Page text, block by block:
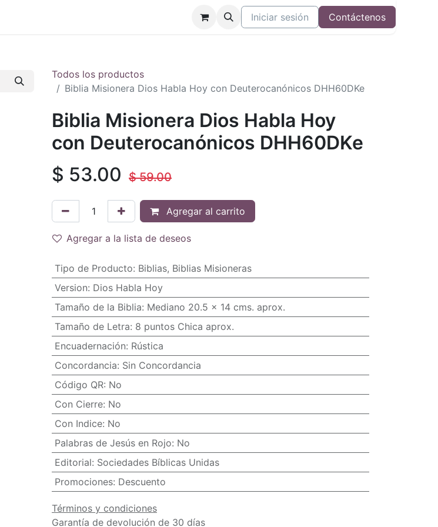
Iniciar sesión Contáctenos
Todos los productos
Biblia Misionera Dios Habla Hoy con Deuterocanónicos DHH60DKe
Biblia Misionera Dios Habla Hoy
con Deuterocanónicos DHH60DKe
$ 53.00 $59.00
Agregar al carrito
Agregar a la lista de deseos
Tipo de Producto: Biblias, Biblias Misioneras
Version: Dios Habla Hoy
Tamaño de la Biblia: Mediano 20.5 x 14 cms. aprox.
Tamaño de Letra: 8 puntos Chica aprox.
Encuadernación: Rústica
Concordancia: Sin Concordancia
Código QR: No
Con Cierre: No
Con Indice: No
Palabras de Jesús en Rojo: No
Editorial: Sociedades Bíblicas Unidas
Promociones: Descuento
Términos y condiciones
Garantía de devolución de 30 días